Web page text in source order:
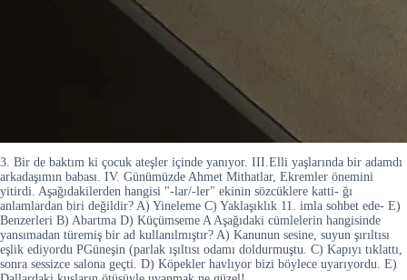
3. Bir de baktım ki çocuk ateşler içinde yanıyor. III.Elli yaşlarında bir adamdı
arkadaşımın babası. IV. Günümüzde Ahmet Mithatlar, Ekremler önemini
yitirdi. Aşağıdakilerden hangisi "-lar/-ler" ekinin sözcüklere katti- ğı
anlamlardan biri değildir? A) Yineleme C) Yaklaşıklık 11. imla sohbet ede- E)
Benzerleri B) Abartma D) Küçümseme A Aşağıdaki cümlelerin hangisinde
yansımadan türemiş bir ad kullanılmıştır? A) Kanunun sesine, suyun şırıltısı
eşlik ediyordu PGüneşin (parlak ışıltısı odamı doldurmuştu. C) Kapıyı tıklattı,
sonra sessizce salona geçti. D) Köpekler havlıyor bizi böylece uyarıyordu. E)